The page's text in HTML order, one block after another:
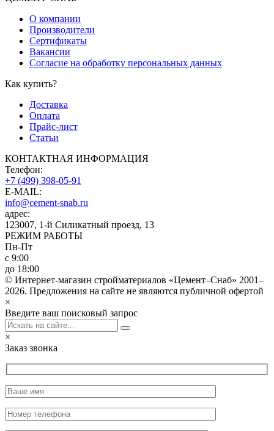
О компании
Производители
Сертификаты
Вакансии
Согласие на обработку персональных данных
Как купить?
Доставка
Оплата
Прайс-лист
Статьи
КОНТАКТНАЯ ИНФОРМАЦИЯ
Телефон:
+7 (499) 398-05-91
E-MAIL:
info@cement-snab.ru
адрес:
123007, 1-й Силикатный проезд, 13
РЕЖИМ РАБОТЫ
Пн-Пт
с 9:00
до 18:00
© Интернет-магазин стройматериалов «Цемент–Снаб» 2001–
2026. Предложения на сайте не являются публичной офертой
×
Введите ваш поисковый запрос
×
Заказ звонка